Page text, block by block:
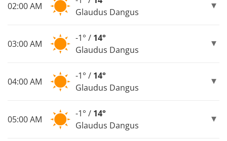
02:00 AM
Glaudus Dangus
03:00 AM
-1° / 14°
Glaudus Dangus
04:00 AM
-1° / 14°
Glaudus Dangus
05:00 AM
-1° / 14°
Glaudus Dangus